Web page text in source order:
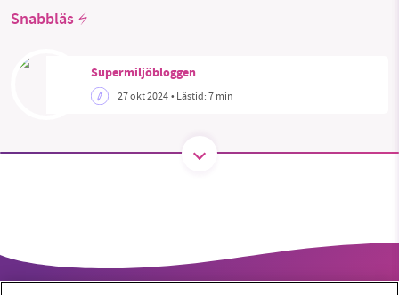
Snabbläs
Supermiljöbloggen
27 okt 2024• Lästid:7 min
SMB kämpar för en hållbar framtid. Sedan
utveckla vårt arbete – och vi hoppas att du
vill hjälpa oss.